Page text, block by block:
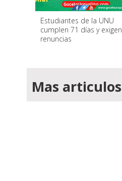
Estudiantes de la UNU
cumplen 71 días y exigen
renuncias
Mas articulos